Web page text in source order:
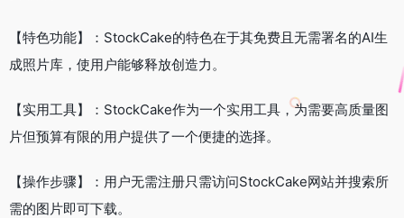
【特色功能】：StockCake的特色在于其免费且无需署名的AI生
成照片库，使用户能够释放创造力。
【实用工具】：StockCake作为一个实用工具，为需要高质量图
片但预算有限的用户提供了一个便捷的选择。
【操作步骤】：用户无需注册只需访问StockCake网站并搜索所
需的图片即可下载。